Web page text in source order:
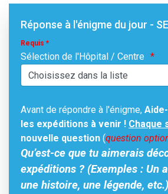
Réponse à l'énigme du jour -
Requis *
Sélection de l'Hôpital / Centre
Avant de répondre à l'énigme,
les expéditions à venir ! Chaque
nouvelle question (question
Qu’est-ce que tu aimerais
expéditions ? (Exemples : Un
une histoire, une légende, etc.)